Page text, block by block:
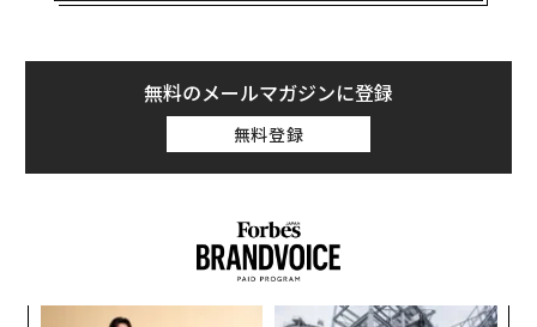
ン”の分野で急成長中の企業。また、「Sisense」はGEや
ターゲットなどの大手企業にビッグデータ解析用のソフ
トウェアを販売している。「Boxed」はモバイルアプリ
を使って日用品をバルク買いできるサービスを提供し
「ミレニアル世代のコストコ」と呼ばれている。
以下に25社のうち12社の事業内容の詳細を紹介する。
無料のメールマガジンに登録
無料登録